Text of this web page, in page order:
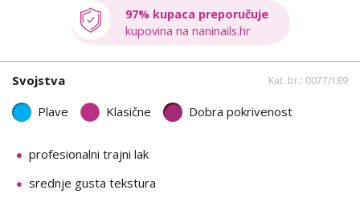
97% kupaca preporučuje
kupovina na naninails.hr
Svojstva Kat. br.: 0077/189
Plave Klasične Dobra pokrivenost
profesionalni trajni lak
srednje gusta tekstura